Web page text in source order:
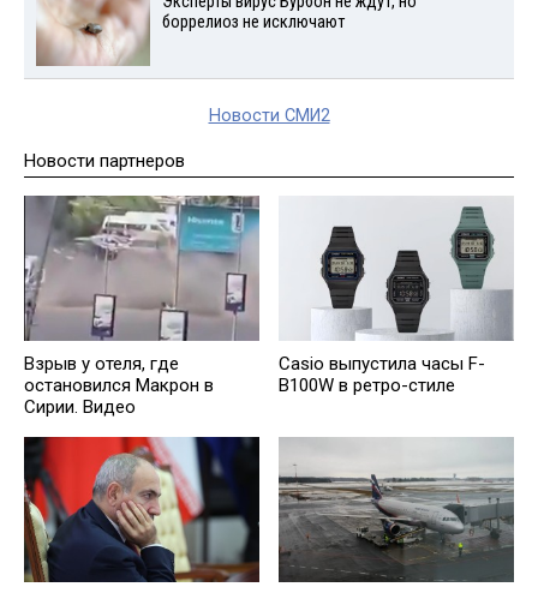
боррелиоз не исключают
Новости СМИ2
Новости партнеров
Взрыв у отеля, где
остановился Макрон в
Сирии. Видео
Casio выпустила часы F-
B100W в ретро-стиле